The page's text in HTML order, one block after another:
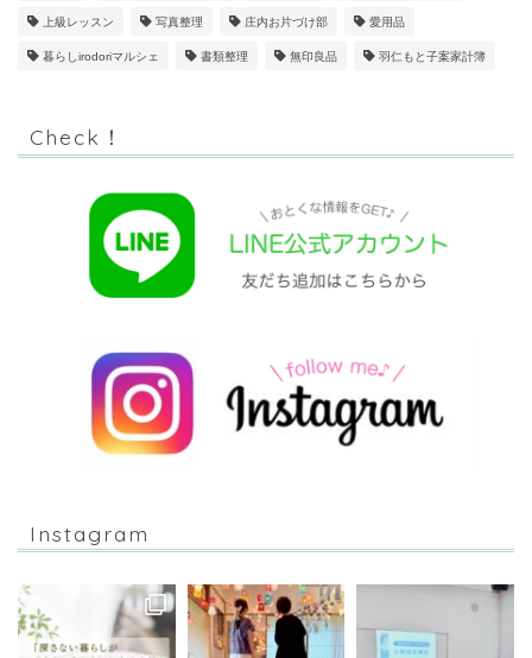
上級レッスン 写真整理 庄内お片づけ部 愛用品
暮らしirodoriマルシェ 書類整理 無印良品 羽仁もと子案家計簿
Check！
Instagram